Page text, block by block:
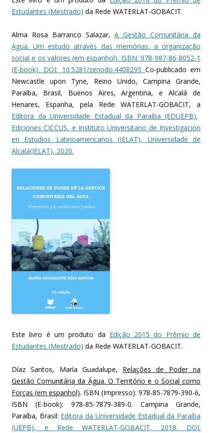
Estudantes (Mestrado) da Rede WATERLAT-GOBACIT.
Alma Rosa Barranco Salazar,A Gestão Comunitária da
Água. Um estudo através das memórias, a organização
social e os valores (em espanhol). ISBN: 978-987-86-8052-1
(E-book). DOI: 10.5281/zenodo.4408295 Co-publicado em
Newcastle upon Tyne, Reino Unido, Campina Grande,
Paraíba, Brasil, Buenos Aires, Argentina, e Alcalá de
Henares, Espanha, pela Rede WATERLAT-GOBACIT, a
Editora da Universidade Estadual da Paraíba (EDUEPB),
Ediciones CICCUS, e Instituto Universitario de Investigación
en Estudios Latinoamericanos (IELAT), Universidade de
Alcalá(IELAT), 2020.
Este livro é um produto da Edição 2015 do Prêmio de
Estudantes (Mestrado) da Rede WATERLAT-GOBACIT.
Díaz Santos, María Guadalupe, Relações de Poder na
Gestão Comunitária da Água. O Território e o Social como
Forças (em espanhol). ISBN (Impresso): 978-85-7879-390-6,
ISBN (E-book): 978-85-7879-389-0. Campina Grande,
Paraíba, Brasil: Editora da Universidade Estadual da Paraíba
(UEPB), e Rede WATERLAT-GOBACIT, 2018. DOI: